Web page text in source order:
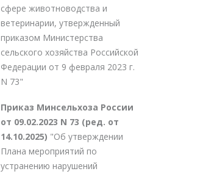
сфере животноводства и
ветеринарии, утвержденный
приказом Министерства
сельского хозяйства Российской
Федерации от 9 февраля 2023 г.
N 73"
Приказ Минсельхоза России
от 09.02.2023 N 73 (ред. от
14.10.2025) "Об утверждении
Плана мероприятий по
устранению нарушений